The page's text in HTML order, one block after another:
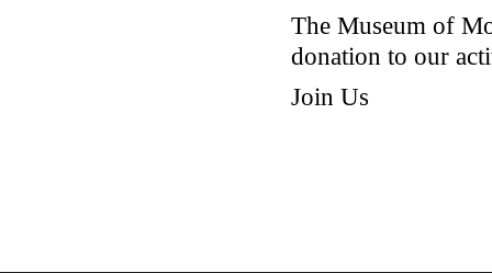
The Museum of
donation to our
Join Us